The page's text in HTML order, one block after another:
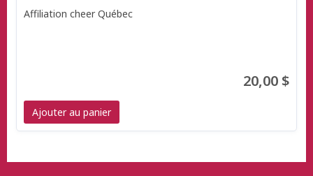
Affiliation cheer Québec
20,00 $
Ajouter au panier